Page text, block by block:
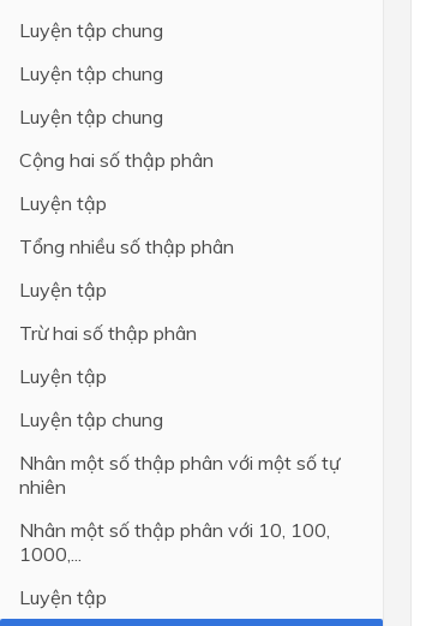
Luyện tập chung
Luyện tập chung
Luyện tập chung
Cộng hai số thập phân
Luyện tập
Tổng nhiều số thập phân
Luyện tập
Trừ hai số thập phân
Luyện tập
Luyện tập chung
Nhân một số thập phân với một số tự
nhiên
Nhân một số thập phân với 10, 100,
1000,...
Luyện tập